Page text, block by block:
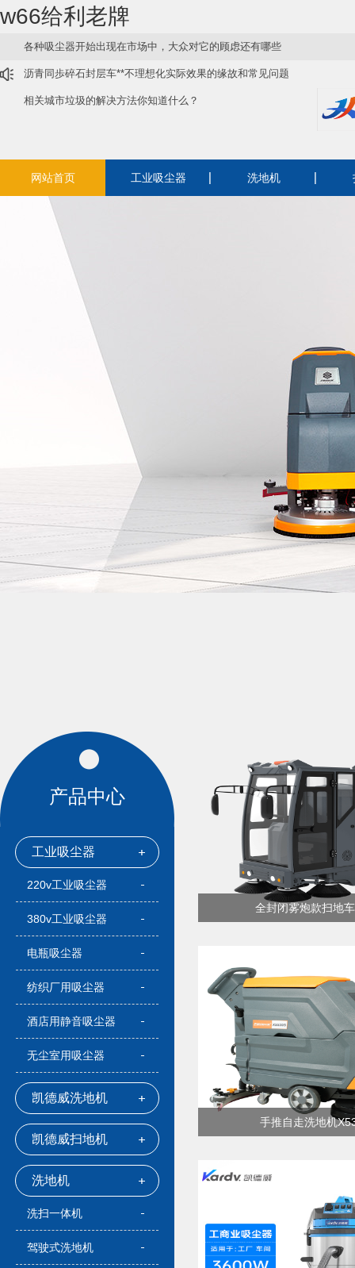
w66给利老牌
各种吸尘器开始出现在市场中，大众对它的顾虑还有哪些
沥青同歩碎石封层车**不理想化实际效果的缘故和常见问题
相关城市垃圾的解决方法你知道什么？
网站首页 工业吸尘器 洗地机
产品中心
工业吸尘器
220v工业吸尘器
380v工业吸尘器
电瓶吸尘器
纺织厂用吸尘器
酒店用静音吸尘器
无尘室用吸尘器
凯德威洗地机
凯德威扫地机
洗地机
洗扫一体机
驾驶式洗地机
全封闭雾炮款扫地
手推自走洗地机